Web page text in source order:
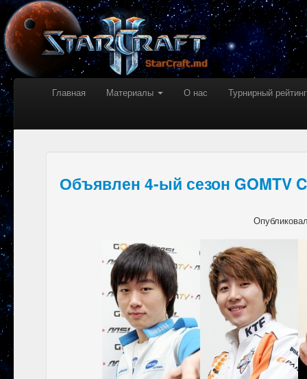
Главная Материалы О нас Турнирный рейтинг
Объявлен 4-ый сезон GOMTV